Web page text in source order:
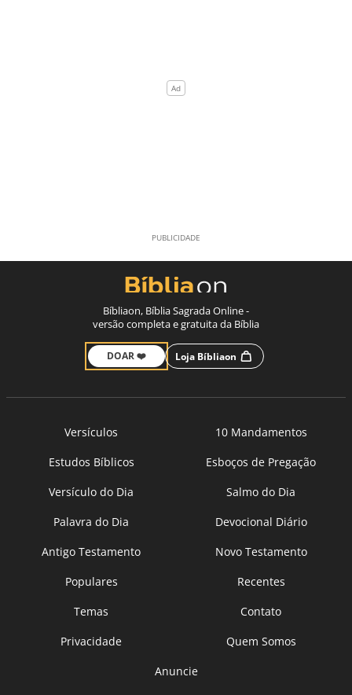
Bíbliaon, Bíblia Sagrada Online -
versão completa e gratuita da Bíblia
DOAR ❤️ Loja Bíbliaon
Versículos
10 Mandamentos
Estudos Bíblicos
Esboços de Pregação
Versículo do Dia
Salmo do Dia
Palavra do Dia
Devocional Diário
Antigo Testamento
Novo Testamento
Populares
Recentes
Temas
Contato
Privacidade
Quem Somos
Anuncie